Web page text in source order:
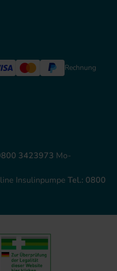
Rechnung
3423973 Mo-
Insulinpumpe Tel.: 0800